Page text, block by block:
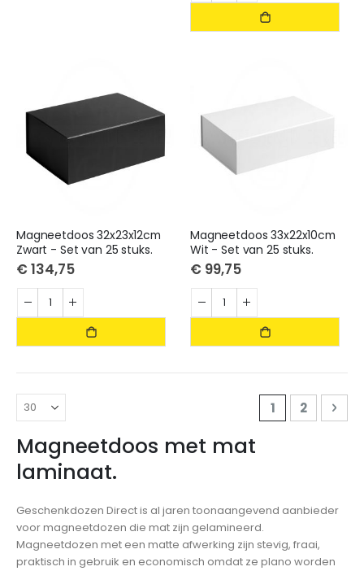
Magneetdoos 32x23x12cm
Zwart - Set van 25 stuks.
€ 134,75
Magneetdoos 33x22x10cm
Wit - Set van 25 stuks.
€ 99,75
Pagina
U lees
1 Pagina
2
Magneetdoos met mat
laminaat.
Geschenkdozen Direct is al jaren toonaangevend aanbieder
voor magneetdozen die mat zijn gelamineerd.
Magneetdozen met een matte afwerking zijn stevig, fraai,
praktisch in gebruik en economisch omdat ze plano worden